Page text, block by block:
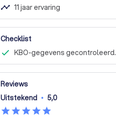
timeline 11 jaar ervaring
Checklist
KBO-gegevens gecontroleerd.
Reviews
Uitstekend • 5,0